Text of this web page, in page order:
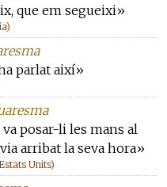
que em segueixi»
parlat així»
va posar-li les mans al
arribat la seva hora»
Units)